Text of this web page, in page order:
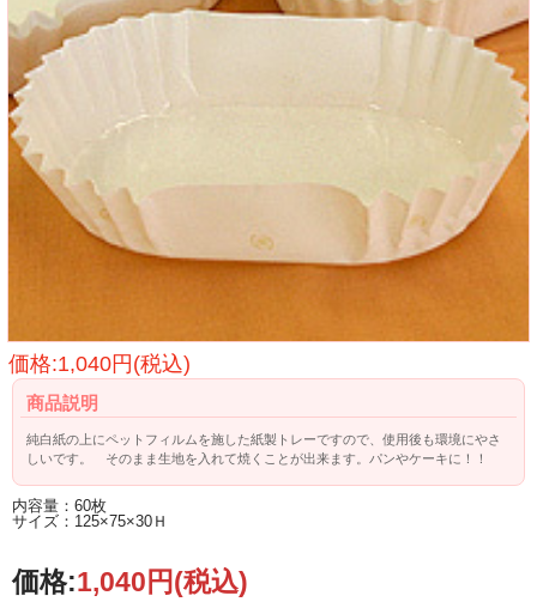
価格:1,040円(税込)
商品説明
純白紙の上にペットフィルムを施した紙製トレーですので、使用後も環境にやさ
しいです。 そのまま生地を入れて焼くことが出来ます。パンやケーキに！！
内容量：60枚
サイズ：125×75×30Ｈ
価格:1,040円(税込)